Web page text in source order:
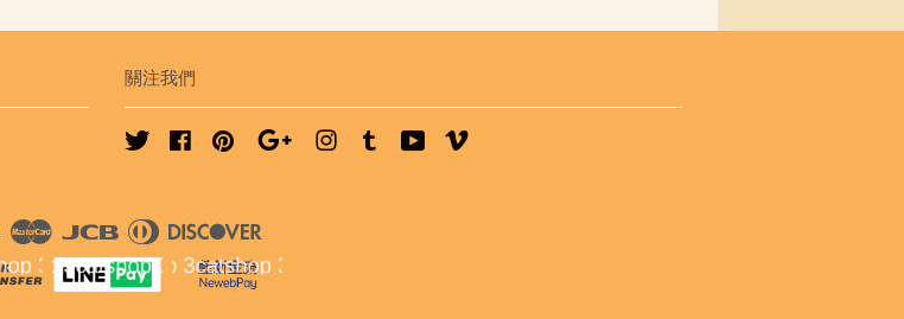
關注我們
Twitter FacebookPinterest Google Instagram
Tumblr YouTube
Visa Master JCB
Diners
Club